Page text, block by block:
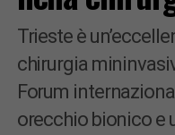
Trieste è
chirurgia
Forum
orecchio bionico e